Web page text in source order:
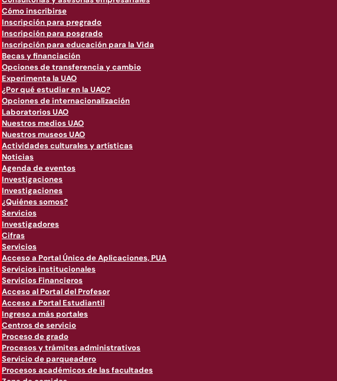
Cómo inscribirse
Inscripción para pregrado
Inscripción para posgrado
Inscripción para educación para la Vida
Becas y financiación
Opciones de transferencia y cambio
Experimenta la UAO
¿Por qué estudiar en la UAO?
Opciones de internacionalización
Laboratorios UAO
Nuestros medios UAO
Nuestros museos UAO
Actividades culturales y artísticas
Noticias
Agenda de eventos
Investigaciones
Investigaciones
¿Quiénes somos?
Servicios
Investigadores
Cifras
Servicios
Acceso a Portal Único de Aplicaciones, PUA
Servicios institucionales
Servicios Financieros
Acceso al Portal del Profesor
Acceso a Portal Estudiantil
Ingreso a más portales
Centros de servicio
Proceso de grado
Procesos y trámites administrativos
Servicio de parqueadero
Procesos académicos de las facultades